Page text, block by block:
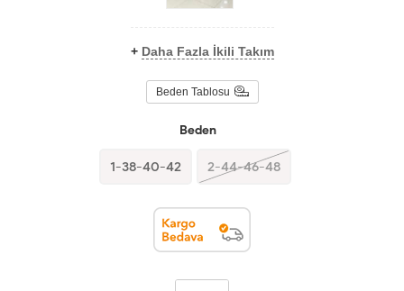
+ Daha Fazla İkili Takım
Beden Tablosu
Beden
1-38-40-42 2-44-46-48